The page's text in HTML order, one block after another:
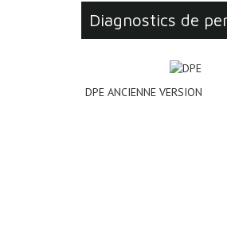
diagnostics de
DPE ANCIENNE VERSION